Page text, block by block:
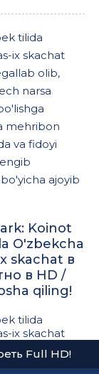
tilida
ix skachat
olib,
narsa
mehribon
va fidoyi
ajoyib
Koinot
O'zbekcha
skachat в
в HD /
qiling!
tilida
ix skachat
Full HD!